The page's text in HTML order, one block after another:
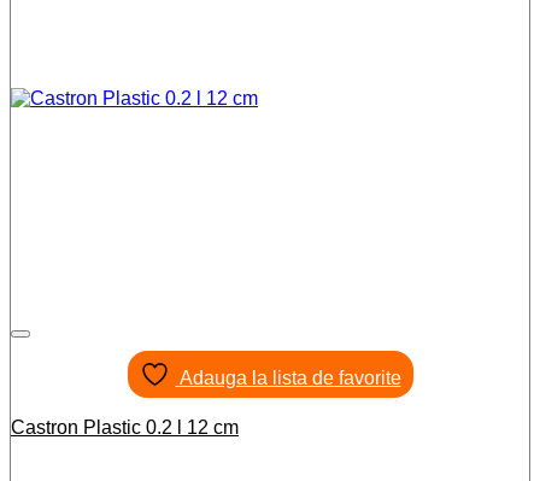
Adauga la lista de favorite
Castron Plastic 0.2 l 12 cm